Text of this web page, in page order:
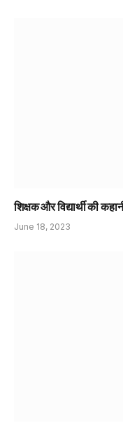
शिक्षक और विद्यार्थी
June 18, 2023